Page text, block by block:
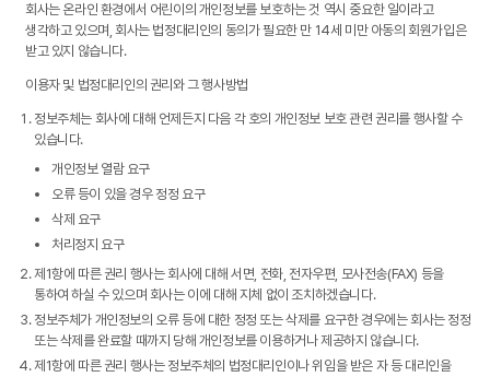
회사는 온라인 환경에서 어린이의 개인정보를 보호하는 것 역시 중요한 일이라고
생각하고 있으며, 회사는 법정대리인의 동의가 필요한 만 14세 미만 아동의 회원가입은
받고 있지 않습니다.
이용자 및 법정대리인의 권리와 그 행사방법
정보주체는 회사에 대해 언제든지 다음 각 호의 개인정보 보호 관련 권리를 행사할 수
있습니다.
개인정보 열람 요구
오류 등이 있을 경우 정정 요구
삭제 요구
처리정지 요구
제1항에 따른 권리 행사는 회사에 대해 서면, 전화, 전자우편, 모사전송(FAX) 등을
통하여 하실 수 있으며 회사는 이에 대해 지체 없이 조치하겠습니다.
정보주체가 개인정보의 오류 등에 대한 정정 또는 삭제를 요구한 경우에는 회사는 정정
또는 삭제를 완료할 때까지 당해 개인정보를 이용하거나 제공하지 않습니다.
제1항에 따른 권리 행사는 정보주체의 법정대리인이나 위임을 받은 자 등 대리인을